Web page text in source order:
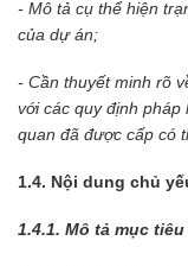
- Mô tả cụ thể hiện
của dự án;
- Cần thuyết minh rõ
với các quy định pháp
quan đã được cấp có
1.4. Nội dung chủ
1.4.1. Mô tả mục